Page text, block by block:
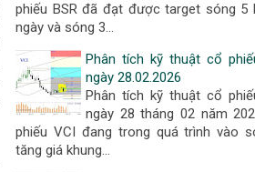
phiếu BSR đã đạt được target sóng 5
ngày và sóng 3…
Phân tích kỹ thuật cổ
ngày 28.02.2026
Phân tích kỹ thuật cổ
ngày 28 tháng 02 năm
phiếu VCI đang trong quá trình vào
tăng giá khung…